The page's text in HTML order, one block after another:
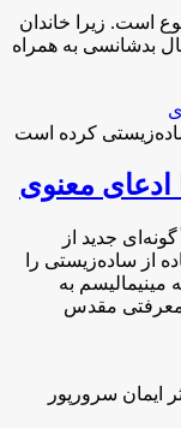
است. زیرا خاندان
بدشانسی به همراه
کرده است
ادعای معنوی
جدید از
از ساده‌زیستی را
به
معرفتی مقدس
ایمان سرورپور